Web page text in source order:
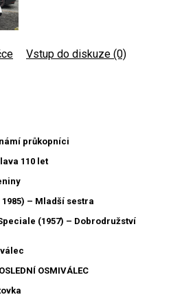
Vstup do diskuze (0)
průkopníci
110 let
– Mladší sestra
(1957) – Dobrodružství
OSMIVÁLEC